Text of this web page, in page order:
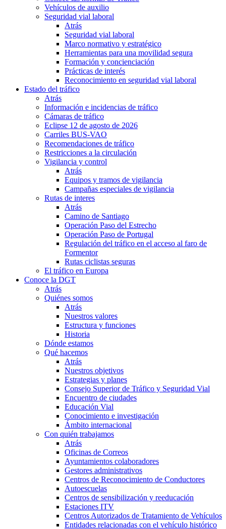
Vehículos de auxilio
Seguridad vial laboral
Atrás
Seguridad vial laboral
Marco normativo y estratégico
Herramientas para una movilidad segura
Formación y concienciación
Prácticas de interés
Reconocimiento en seguridad vial laboral
Estado del tráfico
Atrás
Información e incidencias de tráfico
Cámaras de tráfico
Eclipse 12 de agosto de 2026
Carriles BUS-VAO
Recomendaciones de tráfico
Restricciones a la circulación
Vigilancia y control
Atrás
Equipos y tramos de vigilancia
Campañas especiales de vigilancia
Rutas de interes
Atrás
Camino de Santiago
Operación Paso del Estrecho
Operación Paso de Portugal
Regulación del tráfico en el acceso al faro de
Formentor
Rutas ciclistas seguras
El tráfico en Europa
Conoce la DGT
Atrás
Quiénes somos
Atrás
Nuestros valores
Estructura y funciones
Historia
Dónde estamos
Qué hacemos
Atrás
Nuestros objetivos
Estrategias y planes
Consejo Superior de Tráfico y Seguridad Vial
Encuentro de ciudades
Educación Vial
Conocimiento e investigación
Ámbito internacional
Con quién trabajamos
Atrás
Oficinas de Correos
Ayuntamientos colaboradores
Gestores administrativos
Centros de Reconocimiento de Conductores
Autoescuelas
Centros de sensibilización y reeducación
Estaciones ITV
Centros Autorizados de Tratamiento de Vehículos
Entidades relacionadas con el vehículo histórico